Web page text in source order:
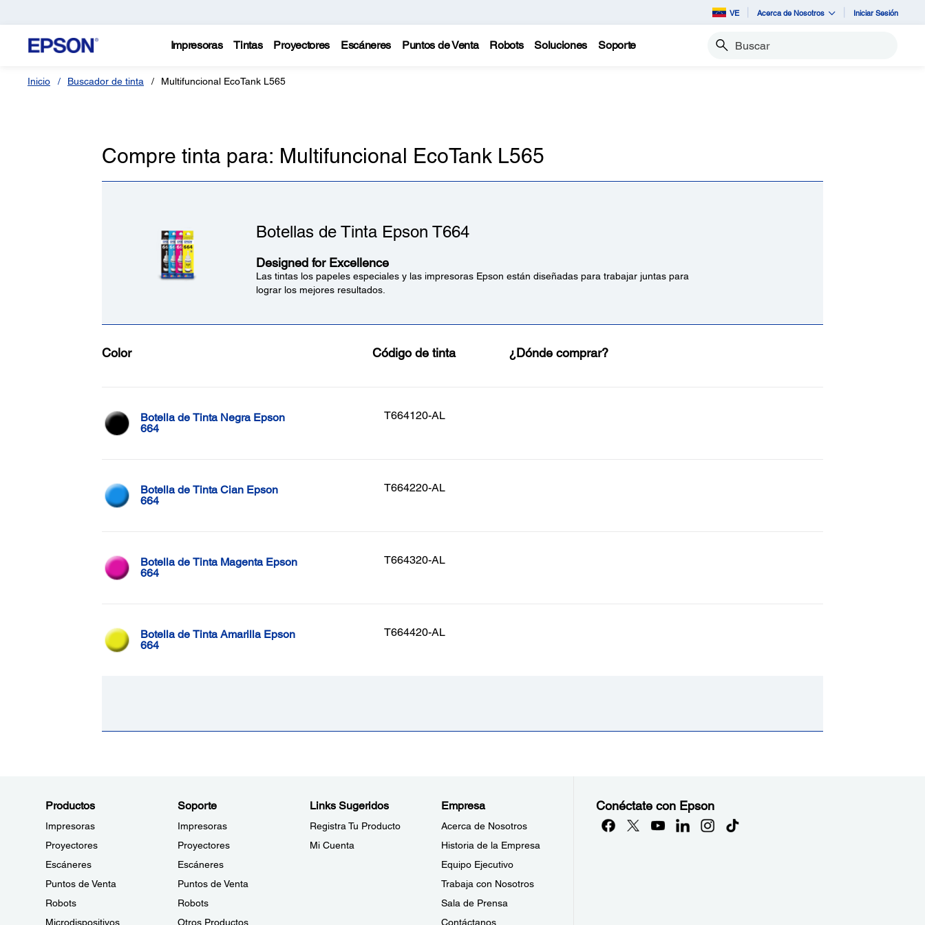
VE Acerca de Nosotros Iniciar Sesión
Impresoras Tintas Proyectores Escáneres Puntos de Venta Robots Soluciones Soporte Buscar
Inicio Buscador de tinta Multifuncional EcoTank L565
Compre tinta para: Multifuncional EcoTank L565
Botellas de Tinta Epson T664
Designed for Excellence
Las tintas los papeles especiales y las impresoras Epson están diseñadas para trabajar juntas para
lograr los mejores resultados.
Color Código de tinta ¿Dónde comprar?
Botella de Tinta Negra Epson
664
T664120-AL
Botella de Tinta Cian Epson
664
T664220-AL
Botella de Tinta Magenta Epson
664
T664320-AL
Botella de Tinta Amarilla Epson
664
T664420-AL
Productos
Impresoras
Proyectores
Escáneres
Puntos de Venta
Robots
Microdispositivos
Soporte
Impresoras
Proyectores
Escáneres
Puntos de Venta
Robots
Otros Productos
Links Sugeridos
Registra Tu Producto
Mi Cuenta
Empresa
Acerca de Nosotros
Historia de la Empresa
Equipo Ejecutivo
Trabaja con Nosotros
Sala de Prensa
Contáctanos
Conéctate con Epson